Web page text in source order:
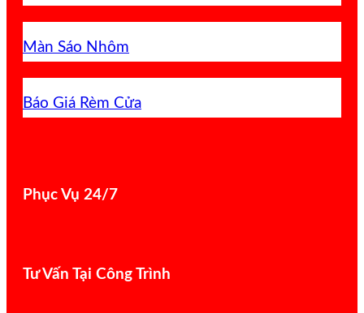
Màn Sáo Nhôm
Báo Giá Rèm Cửa
Phục Vụ 24/7
Tư Vấn Tại Công Trình